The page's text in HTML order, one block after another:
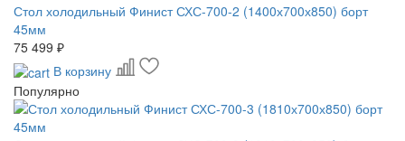
Стол холодильный Финист СХС-700-2 (1400х700х850) борт
45мм
75 499 ₽
В корзину
Популярно